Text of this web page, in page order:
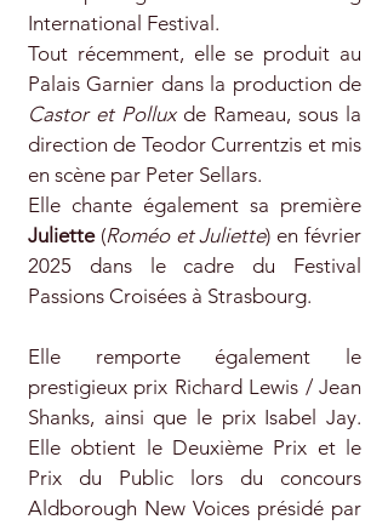
International Festival.
Tout récemment, elle se produit au
Palais Garnier dans la production de
Castor et Polluxde Rameau, sous la
direction de Teodor Currentzis et mis
en scène par Peter Sellars.
Elle chante également sa première
Juliette (Roméo et Juliette) en février
2025 dans le cadre du Festival
Passions Croisées à Strasbourg.
Elle remporte également le
prestigieux prix Richard Lewis / Jean
Shanks, ainsi que le prix Isabel Jay.
Elle obtient le Deuxième Prix et le
Prix du Public lors du concours
Aldborough New Voices présidé par